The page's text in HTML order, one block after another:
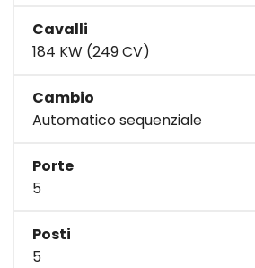
Cavalli
184 KW (249 CV)
Cambio
Automatico sequenziale
Porte
5
Posti
5